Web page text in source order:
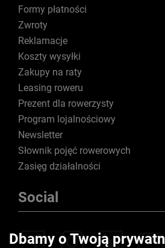
Formy płatności
Zwroty
Reklamacje
Koszty wysyłki
Zakupy na raty
Leasing roweru
Prezent dla rowerzysty
Program lojalnościowy
Newsletter
Słownik pojęć rowerowych
Zasięg działalności
Social
Dbamy o Twoją